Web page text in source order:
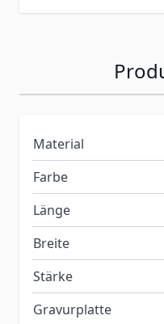
Material
Farbe
Länge
Breite
Stärke
Gravurplatte